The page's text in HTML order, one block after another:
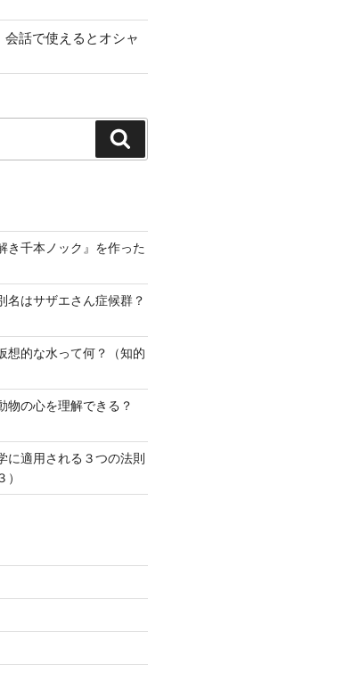
話で使えるとオシャ
索
き千本ノック』を作った
名はサザエさん症候群？
想的な水って何？（知的
物の心を理解できる？
に適用される３つの法則